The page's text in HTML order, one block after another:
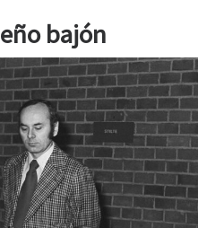
bajón